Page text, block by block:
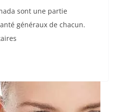
sont une partie
généraux de chacun.